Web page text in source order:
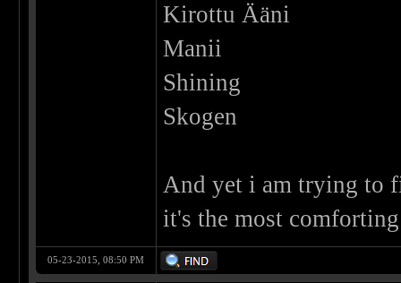
Kirottu Ääni
Manii
Shining
Skogen
And yet i am trying to
it's the most
05-23-2015, 08:50 PM